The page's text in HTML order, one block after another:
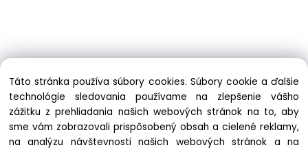
Táto stránka používa súbory cookies. Súbory cookie a ďalšie
technológie sledovania používame na zlepšenie vášho
zážitku z prehliadania našich webových stránok na to, aby
sme vám zobrazovali prispôsobený obsah a cielené reklamy,
na analýzu návštevnosti našich webových stránok a na